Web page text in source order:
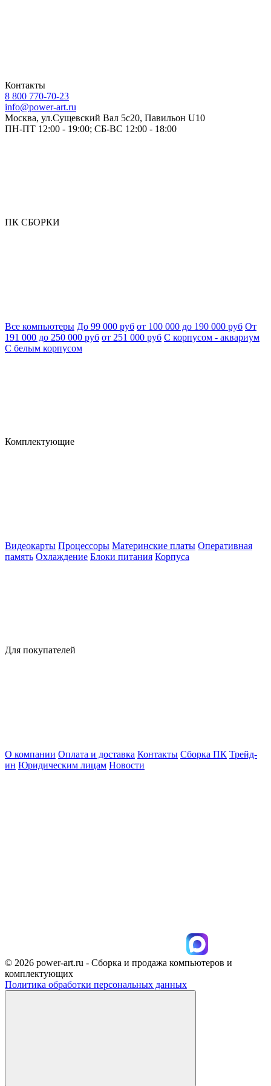
Контакты
8 800 770-70-23
info@power-art.ru
Москва, ул.Сущевский Вал 5с20, Павильон U10
ПН-ПТ 12:00 - 19:00; СБ-ВС 12:00 - 18:00
ПК СБОРКИ
Все компьютеры До 99 000 руб от 100 000 до 190 000 руб От
191 000 до 250 000 руб от 251 000 руб С корпусом - аквариум
С белым корпусом
Комплектующие
Видеокарты Процессоры Материнские платы Оперативная
память Охлаждение Блоки питания Корпуса
Для покупателей
О компании Оплата и доставка Контакты Сборка ПК Трейд-
ин Юридическим лицам Новости
© 2026 power-art.ru - Сборка и продажа компьютеров и
комплектующих
Политика обработки персональных данных